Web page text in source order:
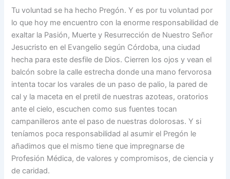
Tu voluntad se ha hecho Pregón. Y es por tu voluntad por
lo que hoy me encuentro con la enorme responsabilidad de
exaltar la Pasión, Muerte y Resurrección de Nuestro Señor
Jesucristo en el Evangelio según Córdoba, una ciudad
hecha para este desfile de Dios. Cierren los ojos y vean el
balcón sobre la calle estrecha donde una mano fervorosa
intenta tocar los varales de un paso de palio, la pared de
cal y la maceta en el pretil de nuestras azoteas, oratorios
ante el cielo, escuchen como sus fuentes tocan
campanilleros ante el paso de nuestras dolorosas. Y si
teníamos poca responsabilidad al asumir el Pregón le
añadimos que el mismo tiene que impregnarse de
Profesión Médica, de valores y compromisos, de ciencia y
de caridad.